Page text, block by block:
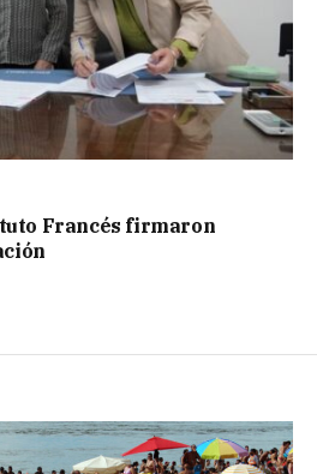
Francés firmaron